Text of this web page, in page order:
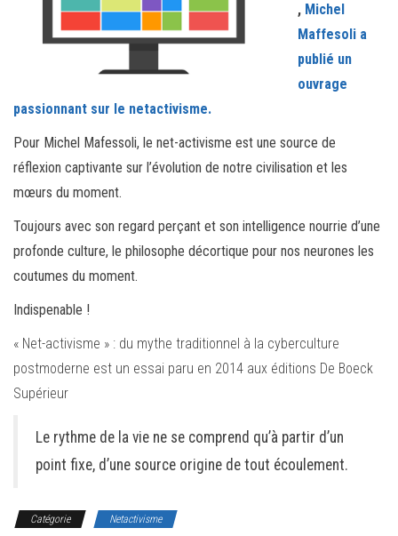
o
, Michel
Maffesoli a
publié un
ouvrage
passionnant sur le netactivisme.
Pour Michel Mafessoli, le net-activisme est une source de
réflexion captivante sur l’évolution de notre civilisation et les
mœurs du moment.
Toujours avec son regard perçant et son intelligence nourrie d’une
profonde culture, le philosophe décortique pour nos neurones les
coutumes du moment.
Indispenable !
« Net-activisme » : du mythe traditionnel à la cyberculture
postmoderne est un essai paru en 2014 aux éditions De Boeck
Supérieur
Le rythme de la vie ne se comprend qu’à partir d’un
point fixe, d’une source origine de tout écoulement.
Catégorie Netactivisme